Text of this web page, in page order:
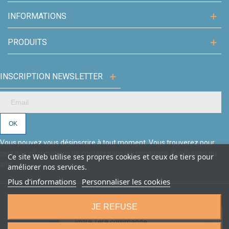
Ce site Web utilise ses propres cookies et ceux de tiers pour
améliorer nos services.
Plus d'informations Personnaliser les cookies
JE REFUSE
INFORMATIONS
PRODUITS
INSCRIPTION NEWSLETTER
Vous pouvez vous désinscrire à tout moment. Vous trouverez pour
cela nos informations de contact dans les conditions d'utilisation du
site.
Aries Esthétique - Tous droits
votre 1ère commande